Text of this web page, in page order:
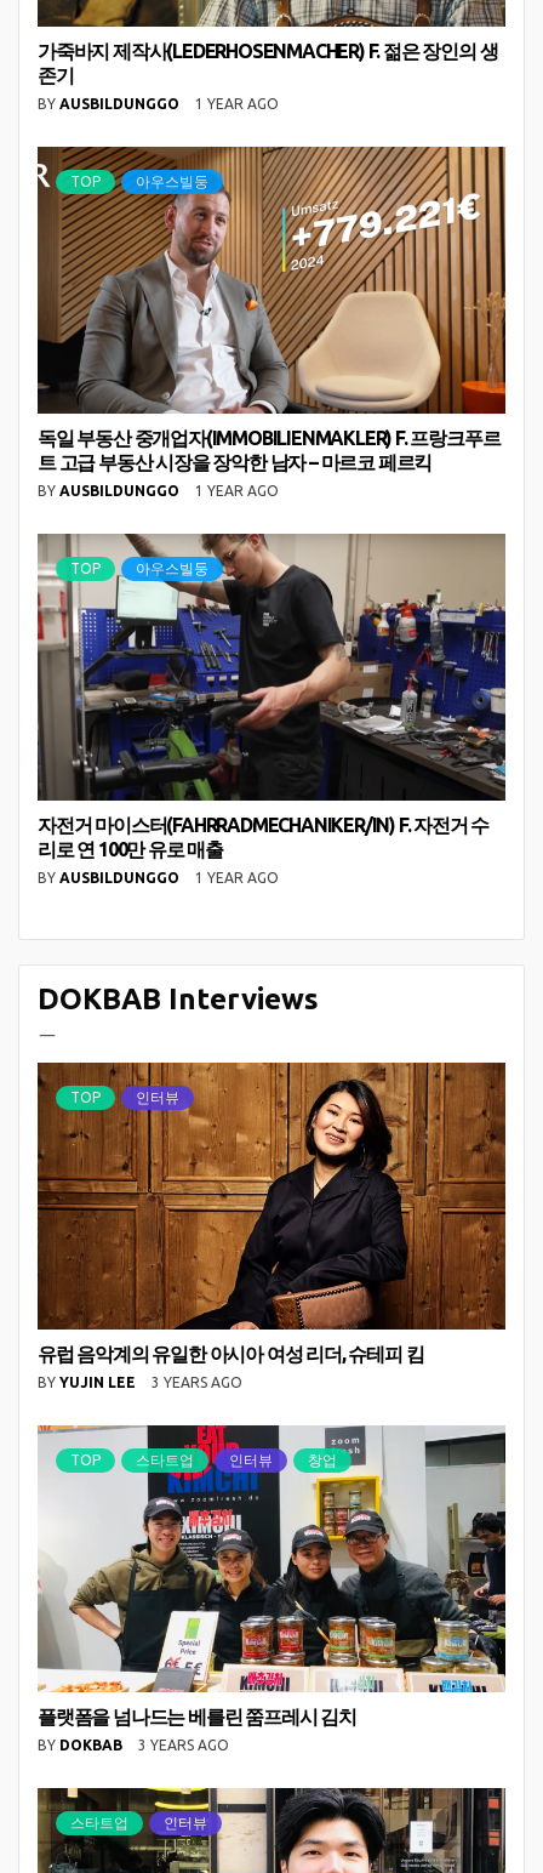
가죽바지 제작사(LEDERHOSENMACHER) F. 젊은 장인의 생
존기
BY AUSBILDUNGGO 1 YEAR AGO
TOP 아우스빌둥
독일 부동산 중개업자(IMMOBILIENMAKLER) F. 프랑크푸르
트 고급 부동산 시장을 장악한 남자 – 마르코 페르킥
BY AUSBILDUNGGO 1 YEAR AGO
TOP 아우스빌둥
자전거 마이스터(FAHRRADMECHANIKER/IN) F. 자전거 수
리로 연 100만 유로 매출
BY AUSBILDUNGGO 1 YEAR AGO
DOKBAB Interviews
ㅡ
TOP 인터뷰
유럽 음악계의 유일한 아시아 여성 리더, 슈테피 킴
BY YUJIN LEE 3 YEARS AGO
TOP 스타트업 인터뷰 창업
플랫폼을 넘나드는 베를린 쭘프레시 김치
BY DOKBAB 3 YEARS AGO
스타트업 인터뷰